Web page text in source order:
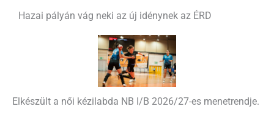
Hazai pályán vág neki az új idénynek az ÉRD
Elkészült a női kézilabda NB I/B 2026/27-es menetrendje.